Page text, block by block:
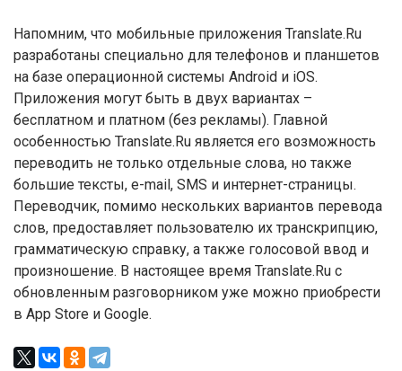
Напомним, что мобильные приложения Translate.Ru
разработаны специально для телефонов и планшетов
на базе операционной системы Android и iOS.
Приложения могут быть в двух вариантах –
бесплатном и платном (без рекламы). Главной
особенностью Translate.Ru является его возможность
переводить не только отдельные слова, но также
большие тексты, e-mail, SMS и интернет-страницы.
Переводчик, помимо нескольких вариантов перевода
слов, предоставляет пользователю их транскрипцию,
грамматическую справку, а также голосовой ввод и
произношение. В настоящее время Translate.Ru с
обновленным разговорником уже можно приобрести
в App Store и Google.